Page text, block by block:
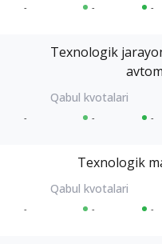
- - -
Texnologik
- - -
Texnologik
- - -